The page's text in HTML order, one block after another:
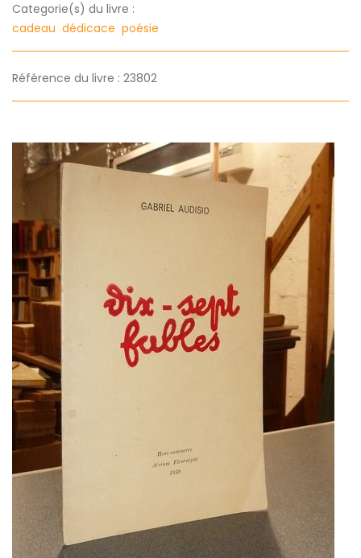
Categorie(s) du livre :
cadeau dédicace poésie
Référence du livre : 23802